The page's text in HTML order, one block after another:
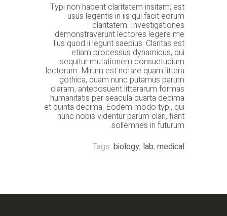
Typi non habent claritatem insitam; est
usus legentis in iis qui facit eorum
claritatem. Investigationes
demonstraverunt lectores legere me
lius quod ii legunt saepius. Claritas est
etiam processus dynamicus, qui
sequitur mutationem consuetudium
lectorum. Mirum est notare quam littera
gothica, quam nunc putamus parum
claram, anteposuerit litterarum formas
humanitatis per seacula quarta decima
et quinta decima. Eodem modo typi, qui
nunc nobis videntur parum clari, fiant
sollemnes in futurum.
Tags: biology, lab, medical